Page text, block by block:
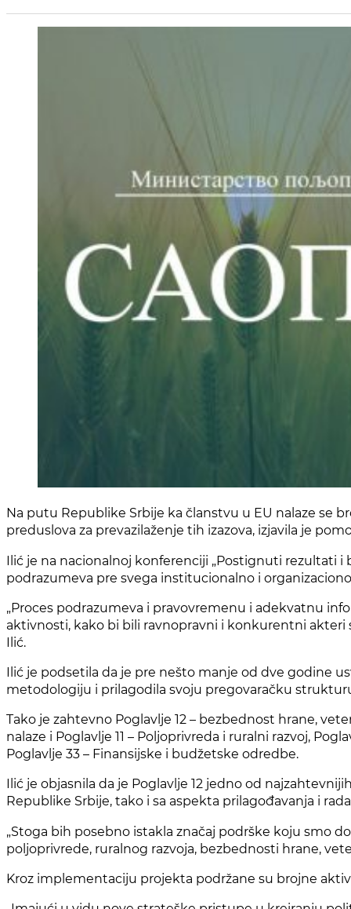
Na putu Republike Srbije ka članstvu u EU nalaze se
preduslova za prevazilaženje tih izazova, izjavila je
Ilić je na nacionalnoj konferenciji „Postignuti rezultati i
podrazumeva pre svega institucionalno i
„Proces podrazumeva i pravovremenu i adekvatnu
aktivnosti, kako bi bili ravnopravni i konkurentni akteri
Ilić.
Ilić je podsetila da je pre nešto manje od dve godine
metodologiju i prilagodila svoju pregovaračku
Tako je zahtevno Poglavlje 12 – bezbednost hrane,
nalaze i Poglavlje 11 – Poljoprivreda i ruralni razvoj,
Poglavlje 33 – Finansijske i budžetske odredbe.
Ilić je objasnila da je Poglavlje 12 jedno od
Republike Srbije, tako i sa aspekta prilagođavanja i
„Stoga bih posebno istakla značaj podrške koju smo
poljoprivrede, ruralnog razvoja, bezbednosti hrane,
Kroz implementaciju projekta podržane su brojne